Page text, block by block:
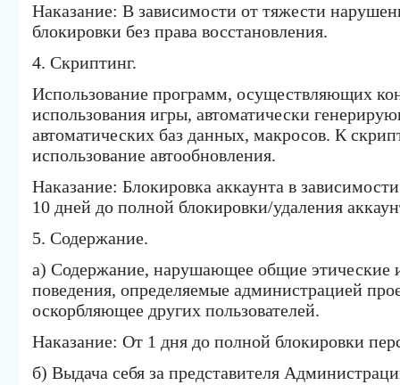
Наказание: В зависимости от тяжести
блокировки без права восстановления.
4. Скриптинг.
Использование программ, осуществляющих
использования игры, автоматически
автоматических баз данных, макросов. К
использование автообновления.
Наказание: Блокировка аккаунта в
10 дней до полной блокировки/удаления
5. Содержание.
а) Содержание, нарушающее общие этические
поведения, определяемые администрацией
оскорбляющее других пользователей.
Наказание: От 1 дня до полной блокировки
б) Выдача себя за представителя